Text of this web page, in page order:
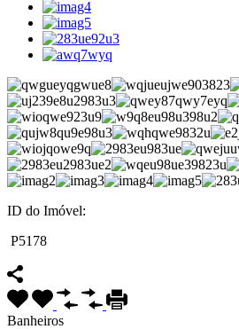
ID do Imóvel:
P5178
Banheiros